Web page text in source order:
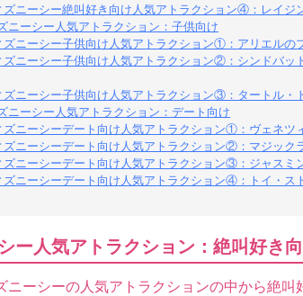
ズニーシー絶叫好き向け人気アトラクション④：レイジ
ニーシー人気アトラクション：子供向け
ズニーシー子供向け人気アトラクション①：アリエルの
ズニーシー子供向け人気アトラクション②：シンドバッ
ズニーシー子供向け人気アトラクション③：タートル・
ニーシー人気アトラクション：デート向け
ズニーシーデート向け人気アトラクション①：ヴェネツ
ズニーシーデート向け人気アトラクション②：マジック
ズニーシーデート向け人気アトラクション③：ジャスミ
ズニーシーデート向け人気アトラクション④：トイ・ス
ー人気アトラクション：絶叫好き
ニーシーの人気アトラクションの中から絶叫